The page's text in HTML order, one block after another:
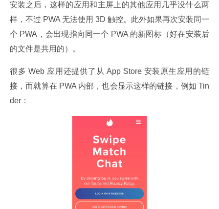
安装之后，这样的应用和主屏上的其他应用几乎没什么两
样，不过 PWA 无法使用 3D 触控。此外如果再次安装同一
个 PWA，会出现指向同一个 PWA 的新图标（好在安装后
的文件是共用的）。
很多 Web 应用还提供了从 App Store 安装原生应用的链
接，而就算在 PWA 内部，也会显示这样的链接，例如 Tin
der：